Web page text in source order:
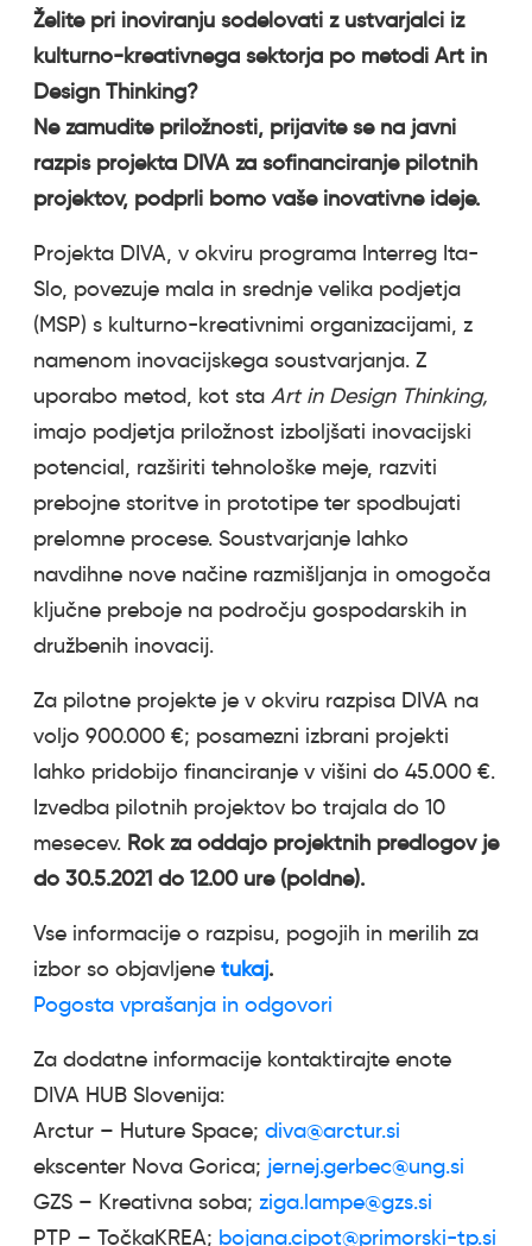
Želite pri inoviranju sodelovati z ustvarjalci iz
kulturno-kreativnega sektorja po metodi Art in
Design Thinking?
Ne zamudite priložnosti, prijavite se na javni
razpis projekta DIVA za sofinanciranje pilotnih
projektov, podprli bomo vaše inovativne ideje.
Projekta DIVA, v okviru programa Interreg Ita-
Slo, povezuje mala in srednje velika podjetja
(MSP) s kulturno-kreativnimi organizacijami, z
namenom inovacijskega soustvarjanja. Z
uporabo metod, kot sta Art in Design Thinking,
imajo podjetja priložnost izboljšati inovacijski
potencial, razširiti tehnološke meje, razviti
prebojne storitve in prototipe ter spodbujati
prelomne procese. Soustvarjanje lahko
navdihne nove načine razmišljanja in omogoča
ključne preboje na področju gospodarskih in
družbenih inovacij.
Za pilotne projekte je v okviru razpisa DIVA na
voljo 900.000 €; posamezni izbrani projekti
lahko pridobijo financiranje v višini do 45.000 €.
Izvedba pilotnih projektov bo trajala do 10
mesecev. Rok za oddajo projektnih predlogov je
do 30.5.2021 do 12.00 ure (poldne).
Vse informacije o razpisu, pogojih in merilih za
izbor so objavljene tukaj.
Pogosta vprašanja in odgovori
Za dodatne informacije kontaktirajte enote
DIVA HUB Slovenija:
Arctur – Huture Space; diva@arctur.si
ekscenter Nova Gorica; jernej.gerbec@ung.si
GZS – Kreativna soba; ziga.lampe@gzs.si
PTP – TočkaKREA; bojana.cipot@primorski-tp.si